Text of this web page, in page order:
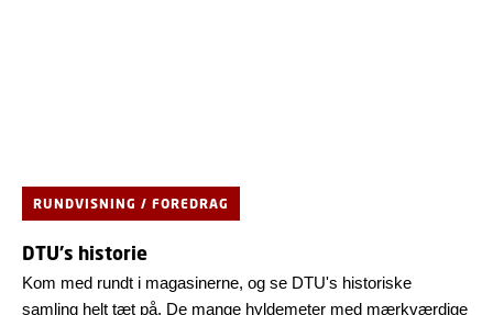
RUNDVISNING / FOREDRAG
DTU's historie
Kom med rundt i magasinerne, og se DTU's historiske
samling helt tæt på. De mange hyldemeter med mærkværdige